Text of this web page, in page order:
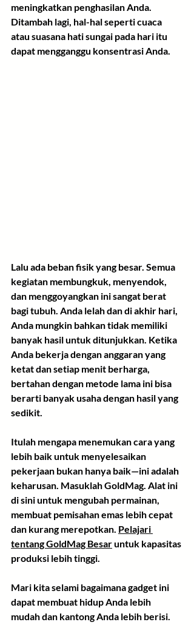
meningkatkan penghasilan Anda.
Ditambah lagi, hal-hal seperti cuaca
atau suasana hati sungai pada hari itu
dapat mengganggu konsentrasi Anda.
Lalu ada beban fisik yang besar. Semua
kegiatan membungkuk, menyendok,
dan menggoyangkan ini sangat berat
bagi tubuh. Anda lelah dan di akhir hari,
Anda mungkin bahkan tidak memiliki
banyak hasil untuk ditunjukkan. Ketika
Anda bekerja dengan anggaran yang
ketat dan setiap menit berharga,
bertahan dengan metode lama ini bisa
berarti banyak usaha dengan hasil yang
sedikit.
Itulah mengapa menemukan cara yang
lebih baik untuk menyelesaikan
pekerjaan bukan hanya baik—ini adalah
keharusan. Masuklah GoldMag. Alat ini
di sini untuk mengubah permainan,
membuat pemisahan emas lebih cepat
dan kurang merepotkan. Pelajari
tentang GoldMag Besar untuk kapasitas
produksi lebih tinggi.
Mari kita selami bagaimana gadget ini
dapat membuat hidup Anda lebih
mudah dan kantong Anda lebih berisi.